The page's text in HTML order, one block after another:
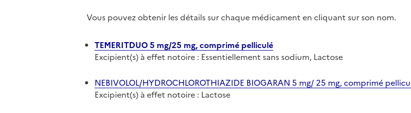
Vous pouvez obtenir les détails sur chaque médicament en cliquant sur son nom.
TEMERITDUO 5 mg/25 mg, comprimé pelliculé
Excipient(s) à effet notoire : Essentiellement sans sodium, Lactose
NEBIVOLOL/HYDROCHLOROTHIAZIDE BIOGARAN 5 mg/ 25 mg, comprimé
Excipient(s) à effet notoire : Lactose